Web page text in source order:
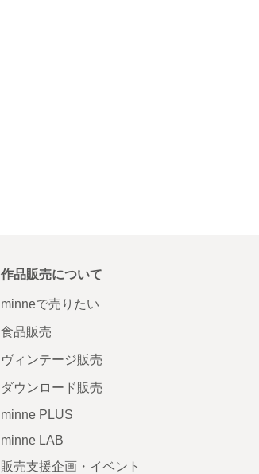
作品販売について
minneで売りたい
食品販売
ヴィンテージ販売
ダウンロード販売
minne PLUS
minne LAB
販売支援企画・イベント